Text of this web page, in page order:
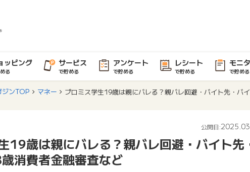
ッピング
る
サービス
で貯める
アンケート
で貯める
レシート
で貯める
モニ
で貯める
ジンTOP マネー プロミス学生19歳は親にバレる？親バレ回避・バイト先・バ
公開日:
19歳は親にバレる？親バレ回避・バイト先
消費者金融審査など